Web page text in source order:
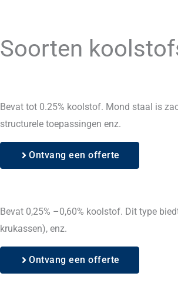
Soorten
Bevat tot 0.25% koolstof. Mond staal is
structurele toepassingen enz.
Ontvang een offerte
Bevat 0,25% –0,60% koolstof. Dit type
krukassen), enz.
Ontvang een offerte